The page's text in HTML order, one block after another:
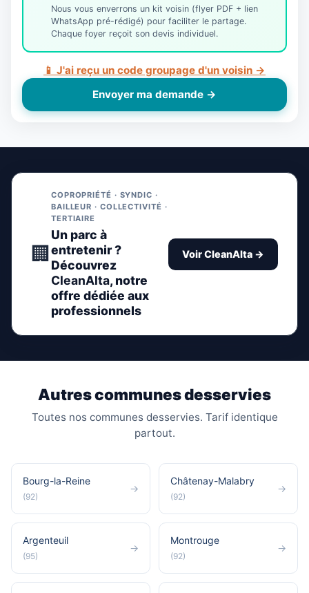
Nous vous enverrons un kit voisin (flyer PDF + lien
WhatsApp pré-rédigé) pour faciliter le partage.
Chaque foyer reçoit son devis individuel.
📱 J'ai reçu un code groupage d'un voisin →
Envoyer ma demande →
🏢
COPROPRIÉTÉ · SYNDIC ·
BAILLEUR · COLLECTIVITÉ ·
TERTIAIRE
Un parc à
entretenir ?
Découvrez
CleanAlta, notre
offre dédiée aux
professionnels
Voir CleanAlta →
Autres communes desservies
Toutes nos communes desservies. Tarif identique
partout.
Bourg-la-Reine
(92)
→
Châtenay-Malabry
(92)
→
Argenteuil
(95)
→
Montrouge
(92)
→